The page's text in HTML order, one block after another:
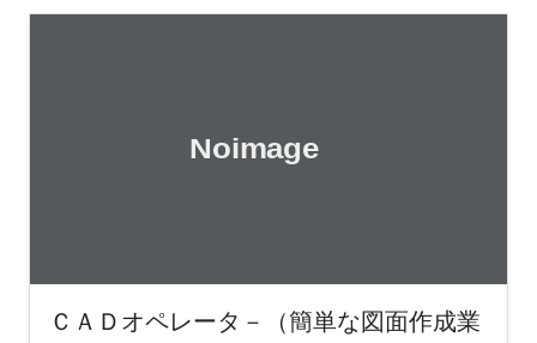
ＣＡＤオペレータ－（簡単な図面作成業